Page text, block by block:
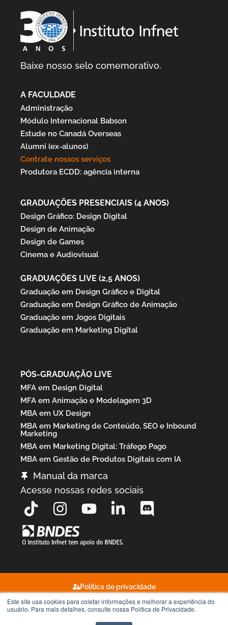
Este site usa cookies para coletar informações e melhorar a experiência do
usuário. Para mais detalhes, consulte nossa Política de Privacidade.
Baixe nosso selo comemorativo.
A FACULDADE
Administração
Módulo Internacional Babson
Estude no Canadá Overseas
Alumni (ex-alunos)
Contrate nossos serviços
Produtora ECDD: agência interna
GRADUAÇÕES PRESENCIAIS (4 ANOS)
Design Gráfico: Design Digital
Design de Animação
Design de Games
Cinema e Audiovisual
GRADUAÇÕES LIVE (2,5 ANOS)
Graduação em Design Gráfico e Digital
Graduação em Design Gráfico de Animação
Graduação em Jogos Digitais
Graduação em Marketing Digital
PÓS-GRADUAÇÃO LIVE
MFA em Design Digital
MFA em Animação e Modelagem 3D
MBA em UX Design
MBA em Marketing de Conteúdo, SEO e Inbound
Marketing
MBA em Marketing Digital: Tráfego Pago
MBA em Gestão de Produtos Digitais com IA
Manual da marca
Acesse nossas redes sociais
Política de privacidade
Termos de uso